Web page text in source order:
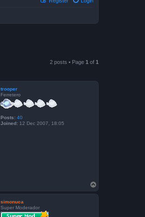
2 posts • Page 1 of 1
trooper
Ferretero
Posts: 40
Joined: 12 Dec 2007, 18:05
o
p
simonuca
Super Moderador